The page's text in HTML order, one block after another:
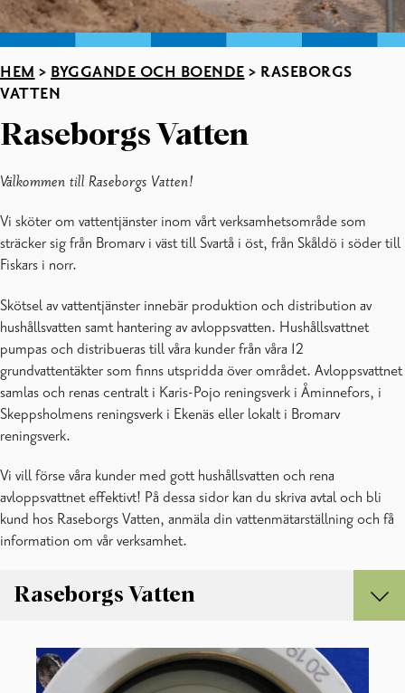
HEM > BYGGANDE OCH BOENDE > RASEBORGS
VATTEN
Raseborgs Vatten
Välkommen till Raseborgs Vatten!
Vi sköter om vattentjänster inom vårt verksamhetsområde som
sträcker sig från Bromarv i väst till Svartå i öst, från Skåldö i söder till
Fiskars i norr.
Skötsel av vattentjänster innebär produktion och distribution av
hushållsvatten samt hantering av avloppsvatten. Hushållsvattnet
pumpas och distribueras till våra kunder från våra 12
grundvattentäkter som finns utspridda över området. Avloppsvattnet
samlas och renas centralt i Karis-Pojo reningsverk i Åminnefors, i
Skeppsholmens reningsverk i Ekenäs eller lokalt i Bromarv
reningsverk.
Vi vill förse våra kunder med gott hushållsvatten och rena
avloppsvattnet effektivt! På dessa sidor kan du skriva avtal och bli
kund hos Raseborgs Vatten, anmäla din vattenmätarställning och få
information om vår verksamhet.
Raseborgs Vatten
Anslutning till vatten- och avloppsnätet
Bruksavtal